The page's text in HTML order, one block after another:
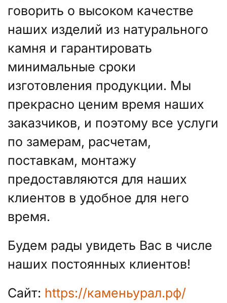
говорить о высоком качестве
наших изделий из натурального
камня и гарантировать
минимальные сроки
изготовления продукции. Мы
прекрасно ценим время наших
заказчиков, и поэтому все услуги
по замерам, расчетам,
поставкам, монтажу
предоставляются для наших
клиентов в удобное для него
время.
Будем рады увидеть Вас в числе
наших постоянных клиентов!
Сайт: https://каменьурал.рф/